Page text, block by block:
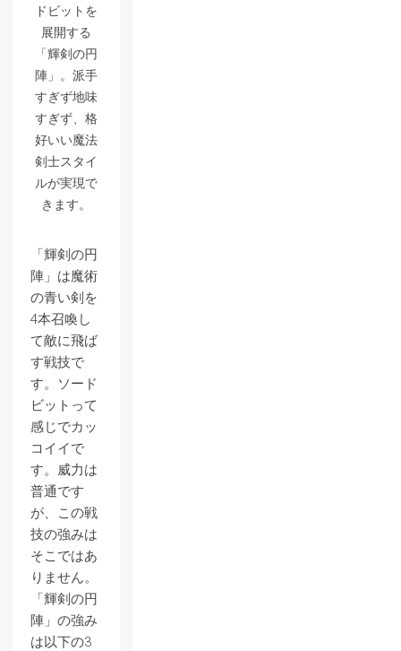
ドビットを
展開する
「輝剣の円
陣」。派手
すぎず地味
すぎず、格
好いい魔法
剣士スタイ
ルが実現で
きます。
「輝剣の円
陣」は魔術
の青い剣を
4本召喚し
て敵に飛ば
す戦技で
す。ソード
ビットって
感じでカッ
コイイで
す。威力は
普通です
が、この戦
技の強みは
そこではあ
りません。
「輝剣の円
陣」の強み
は以下の3